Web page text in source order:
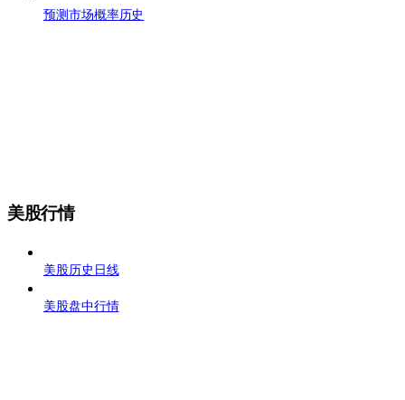
预测市场概率历史
美股行情
美股历史日线
美股盘中行情